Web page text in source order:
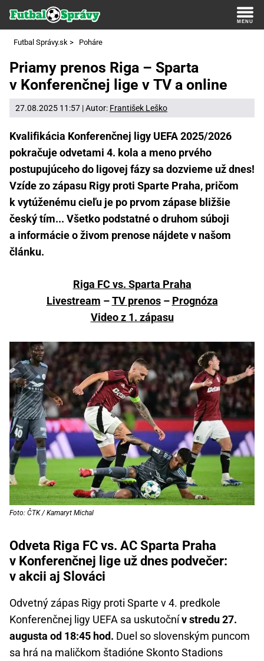
Futbal Správy.sk > Poháre
Priamy prenos Riga – Sparta
v Konferenčnej lige v TV a online
27.08.2025 11:57 | Autor: František Leško
Kvalifikácia Konferenčnej ligy UEFA 2025/2026
pokračuje odvetami 4. kola a meno prvého
postupujúceho do ligovej fázy sa dozvieme už dnes!
Vzíde zo zápasu Rigy proti Sparte Praha, pričom
k vytúženému cieľu je po prvom zápase bližšie
český tím... Všetko podstatné o druhom súboji
a informácie o živom prenose nájdete v našom
článku.
Riga FC vs. Sparta Praha
Livestream –TV prenos– Prognóza
Video z 1. zápasu
Foto: ČTK / Kamaryt Michal
Odveta Riga FC vs. AC Sparta Praha
v Konferenčnej lige už dnes podvečer:
v akcii aj Slováci
Odvetný zápas Rigy proti Sparte v 4. predkole
Konferenčnej ligy UEFA sa uskutočnív stredu 27.
augusta od 18:45 hod. Duel so slovenským puncom
sa hrá na maličkom štadióne Skonto Stadions